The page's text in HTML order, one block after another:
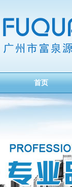
首页